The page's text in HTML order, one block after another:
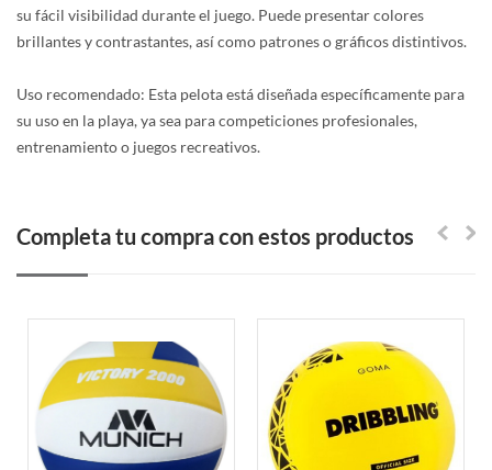
su fácil visibilidad durante el juego. Puede presentar colores
brillantes y contrastantes, así como patrones o gráficos distintivos.
Uso recomendado: Esta pelota está diseñada específicamente para
su uso en la playa, ya sea para competiciones profesionales,
entrenamiento o juegos recreativos.
Completa tu compra con estos productos